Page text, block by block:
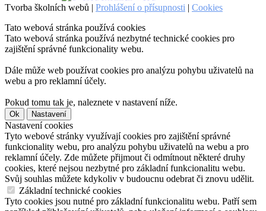
Tvorba školních webů | Prohlášení o přísupnosti | Cookies
Tato webová stránka používá cookies
Tato webová stránka používá nezbytné technické cookies pro
zajištění správné funkcionality webu.
Dále může web používat cookies pro analýzu pohybu uživatelů na
webu a pro reklamní účely.
Pokud tomu tak je, naleznete v nastavení níže.
Ok Nastavení
Nastavení cookies
Tyto webové stránky využívají cookies pro zajištění správné
funkcionality webu, pro analýzu pohybu uživatelů na webu a pro
reklamní účely. Zde můžete přijmout či odmítnout některé druhy
cookies, které nejsou nezbytné pro základní funkcionalitu webu.
Svůj souhlas můžete kdykoliv v budoucnu odebrat či znovu udělit.
Základní technické cookies
Tyto cookies jsou nutné pro základní funkcionalitu webu. Patří sem